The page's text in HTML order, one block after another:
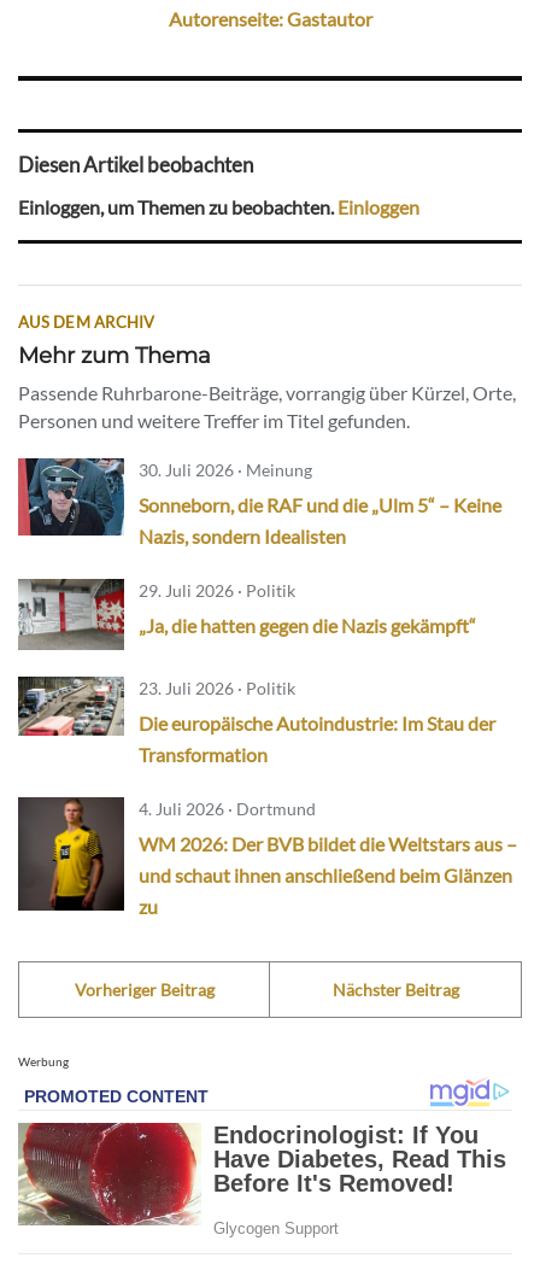
Autorenseite: Gastautor
Diesen Artikel beobachten
Einloggen, um Themen zu beobachten.Einloggen
AUS DEM ARCHIV
Mehr zum Thema
Passende Ruhrbarone-Beiträge, vorrangig über Kürzel, Orte,
Personen und weitere Treffer im Titel gefunden.
30. Juli 2026 · Meinung
Sonneborn, die RAF und die „Ulm 5“ – Keine
Nazis, sondern Idealisten
29. Juli 2026 · Politik
„Ja, die hatten gegen die Nazis gekämpft“
23. Juli 2026 · Politik
Die europäische Autoindustrie: Im Stau der
Transformation
4. Juli 2026 · Dortmund
WM 2026: Der BVB bildet die Weltstars aus –
und schaut ihnen anschließend beim Glänzen
zu
Vorheriger Beitrag Nächster Beitrag
Werbung